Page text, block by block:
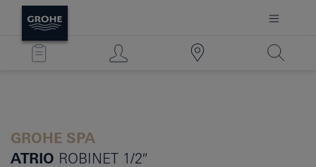
GROHE SPA
ATRIO ROBINET 1/2″